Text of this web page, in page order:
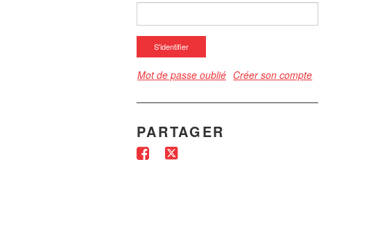
S'identifier
Mot de passe oublié Créer son compte
PARTAGER